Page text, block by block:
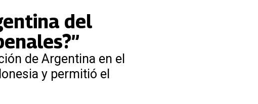
del
de Argentina en el
y permitió el